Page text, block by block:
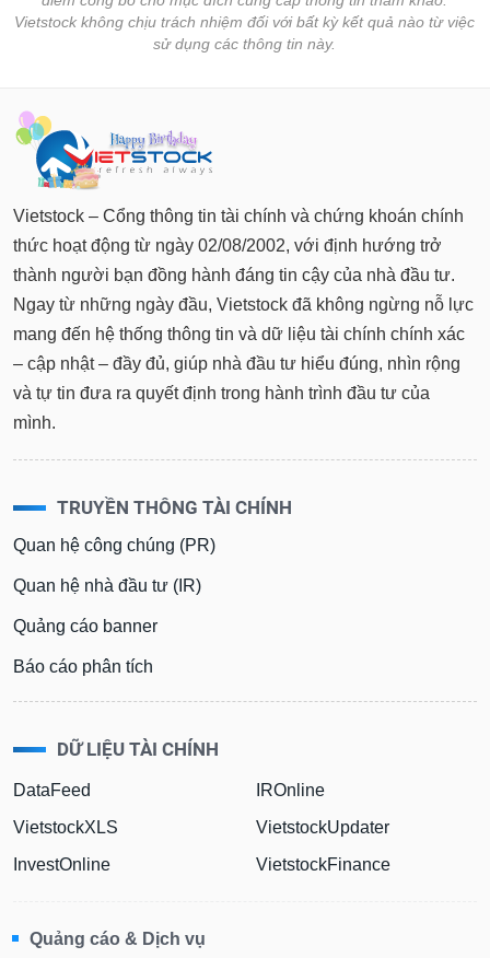
Vietstock không chịu trách nhiệm đối với bất kỳ kết quả nào từ việc
sử dụng các thông tin này.
Vietstock – Cổng thông tin tài chính và chứng khoán chính
thức hoạt động từ ngày 02/08/2002, với định hướng trở
thành người bạn đồng hành đáng tin cậy của nhà đầu tư.
Ngay từ những ngày đầu, Vietstock đã không ngừng nỗ lực
mang đến hệ thống thông tin và dữ liệu tài chính chính xác
– cập nhật – đầy đủ, giúp nhà đầu tư hiểu đúng, nhìn rộng
và tự tin đưa ra quyết định trong hành trình đầu tư của
mình.
TRUYỀN THÔNG TÀI CHÍNH
Quan hệ công chúng (PR)
Quan hệ nhà đầu tư (IR)
Quảng cáo banner
Báo cáo phân tích
DỮ LIỆU TÀI CHÍNH
DataFeed
VietstockXLS
InvestOnline
IROnline
VietstockUpdater
VietstockFinance
Quảng cáo & Dịch vụ